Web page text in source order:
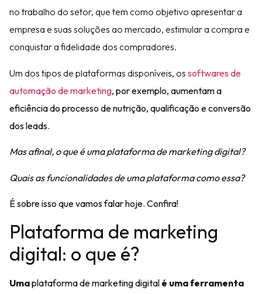
no trabalho do setor, que tem como objetivo apresentar a
empresa e suas soluções ao mercado, estimular a compra e
conquistar a fidelidade dos compradores.
Um dos tipos de plataformas disponíveis, os softwares de
automação de marketing, por exemplo, aumentam a
eficiência do processo de nutrição, qualificação e conversão
dos leads.
Mas afinal, o que é uma plataforma de marketing digital?
Quais as funcionalidades de uma plataforma como essa?
É sobre isso que vamos falar hoje. Confira!
Plataforma de marketing
digital: o que é?
Umaplataforma de marketing digital é uma ferramenta